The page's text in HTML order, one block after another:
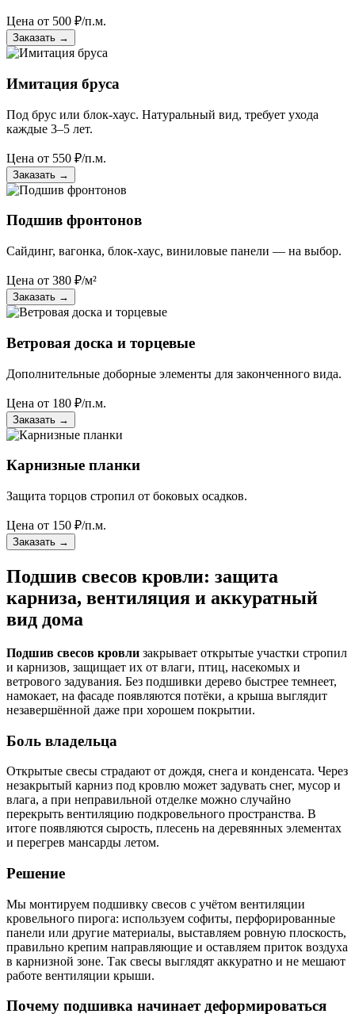
Цена от 500 ₽/п.м.
Заказать →
Имитация бруса
Под брус или блок-хаус. Натуральный вид, требует ухода
каждые 3–5 лет.
Цена от 550 ₽/п.м.
Заказать →
Подшив фронтонов
Сайдинг, вагонка, блок-хаус, виниловые панели — на выбор.
Цена от 380 ₽/м²
Заказать →
Ветровая доска и торцевые
Дополнительные доборные элементы для законченного вида.
Цена от 180 ₽/п.м.
Заказать →
Карнизные планки
Защита торцов стропил от боковых осадков.
Цена от 150 ₽/п.м.
Заказать →
Подшив свесов кровли: защита
карниза, вентиляция и аккуратный
вид дома
Подшив свесов кровли закрывает открытые участки стропил
и карнизов, защищает их от влаги, птиц, насекомых и
ветрового задувания. Без подшивки дерево быстрее темнеет,
намокает, на фасаде появляются потёки, а крыша выглядит
незавершённой даже при хорошем покрытии.
Боль владельца
Открытые свесы страдают от дождя, снега и конденсата. Через
незакрытый карниз под кровлю может задувать снег, мусор и
влага, а при неправильной отделке можно случайно
перекрыть вентиляцию подкровельного пространства. В
итоге появляются сырость, плесень на деревянных элементах
и перегрев мансарды летом.
Решение
Мы монтируем подшивку свесов с учётом вентиляции
кровельного пирога: используем софиты, перфорированные
панели или другие материалы, выставляем ровную плоскость,
правильно крепим направляющие и оставляем приток воздуха
в карнизной зоне. Так свесы выглядят аккуратно и не мешают
работе вентиляции крыши.
Почему подшивка начинает деформироваться